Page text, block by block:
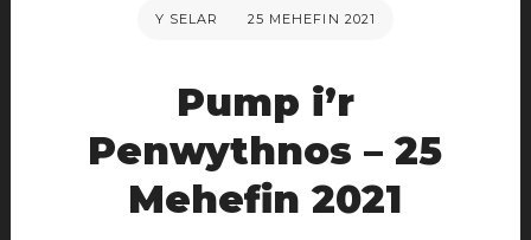
Y SELAR
POSTIWYD
25 MEHEFIN 2021
Pump i’r
Penwythnos – 25
Mehefin 2021